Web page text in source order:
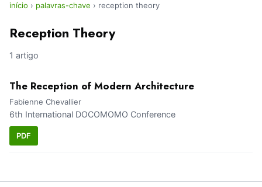
início › palavras-chave › reception theory
Reception Theory
1 artigo
The Reception of Modern Architecture
Fabienne Chevallier
6th International DOCOMOMO Conference
PDF